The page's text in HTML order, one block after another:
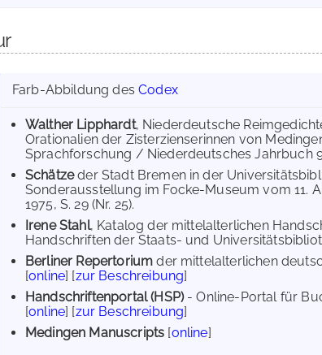
Farb-Abbildung desCodex
Walther Lipphardt, Niederdeutsche
Orationalien der Zisterzienserinnen von
Sprachforschung / Niederdeutsches Jahrbuch
Schätzeder Stadt Bremen in der
Sonderausstellung im Focke-Museum vom 11.
1975, S. 29 (Nr. 25).
Irene Stahl, Katalog der mittelalterlichen
Handschriften der Staats- und
Berliner Repertorium der mittelalterlichen
[online] [zur Beschreibung]
Handschriftenportal (HSP)- Online-Portal für
[online] [zur Beschreibung]
Medingen Manuscripts [online]